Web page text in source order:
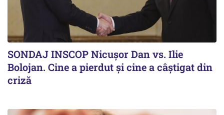
SONDAJ INSCOP Nicușor Dan vs. Ilie
Bolojan. Cine a pierdut și cine a câștigat din
criză